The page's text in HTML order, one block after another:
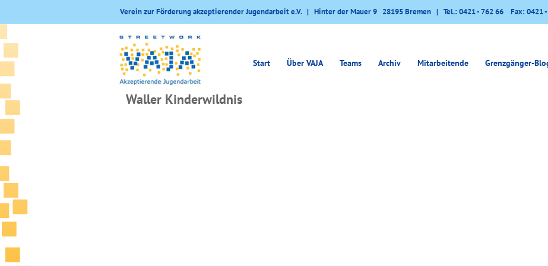
Verein zur Förderung akzeptierender Jugendarbeit e.V. | Hinter der Mauer 9 28195 Bremen | Tel.: 0421 - 762 66 Fax: 0421 -
Start Über VAJA Teams Archiv Mitarbeitende Grenzgänger-
Waller Kinderwildnis